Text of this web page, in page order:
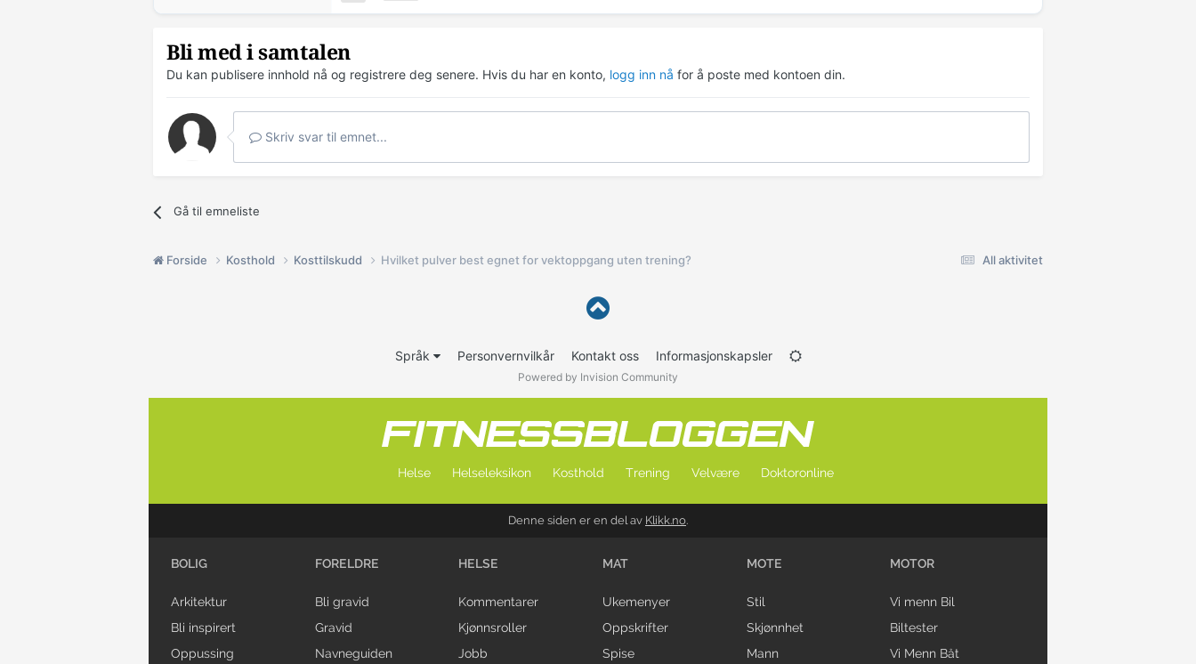
Bli med i samtalen
Du kan publisere innhold nå og registrere deg senere. Hvis du har en konto, logg inn nå for å poste med kontoen din.
Skriv svar til emnet...
Gå til emneliste
All aktivitet
Forside Kosthold Kosttilskudd Hvilket pulver best egnet for vektoppgang uten trening?
Språk Personvernvilkår Kontakt oss Informasjonskapsler
Powered by Invision Community
Helse Helseleksikon Kosthold Trening Velvære Doktoronline
Denne siden er en del av Klikk.no.
BOLIG
Arkitektur
Bli inspirert
Oppussing
FORELDRE
Bli gravid
Gravid
Navneguiden
HELSE
Kommentarer
Kjønnsroller
Jobb
MAT
Ukemenyer
Oppskrifter
Spise
MOTE
Stil
Skjønnhet
Mann
MOTOR
Vi menn Bil
Biltester
Vi Menn Båt